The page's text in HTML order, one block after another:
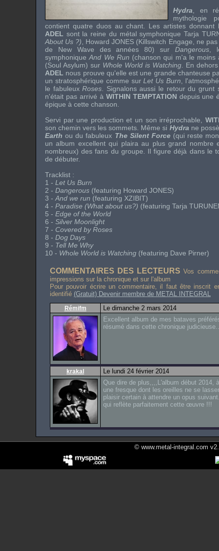
Hydra , en
mythologie
contient quatre duos au chant. Les artistes
ADEL sont la reine du métal symphoniqueTarja
About Us ?)
Howard JONES (Killswitch Engage , ne
de New Wave des années 80) sur Dangerous,
symphoniqueAnd We Run (chanson qui m'a le
(Soul Asylum) sur Whole World is Watching . En
ADEL nous prouve qu'elle est une grande chanteuse
un stratosphérique comme surLet Us Burn ,
le fabuleuxRoses . Signalons aussi le retour du grunt
n'était pas arrivé à WITHIN TEMPTATION depuis une
épique à cette chanson.
Servi par une production et un son irréprochable,
son chemin vers les sommets. Même si Hydra ne
Earth ou du fabuleux The Silent Force(qui reste
un album excellent qui plaira au plus grand nombre
nombreux) des fans du groupe. Il figure déjà dans le
de débuter.
Tracklist :
1 - Let Us Burn
2 - Dangerous (featuring Howard JONES)
3 - And we run (featuring XZIBIT)
4 - Paradise (What about us?) (featuring Tarja
5 - Edge of the World
6 - Silver Moonlight
7 - Covered by Roses
8 - Dog Days
9 - Tell Me Why
10 - Whole World is Watching (featuring Dave Pirner)
COMMENTAIRES DES LECTEURS Vos
impressions sur la chronique et sur l'album
Pour pouvoir écrire un commentaire, il faut être inscrit
identifié (Gratuit) Devenir membre de METAL INTEGRAL
Rémifm
Le dimanche 2 mars 2014
Excellent album de mes bataves
résumé dans cette chronique
krakal
Le lundi 24 février 2014
Que dire de plus,,,,L'album début 2014,
une fresque dont les oreilles ne se
plaisir certain à attendre un opus
qui reflète parfaitement cette œuvre !!!
© www.metal-integral.com